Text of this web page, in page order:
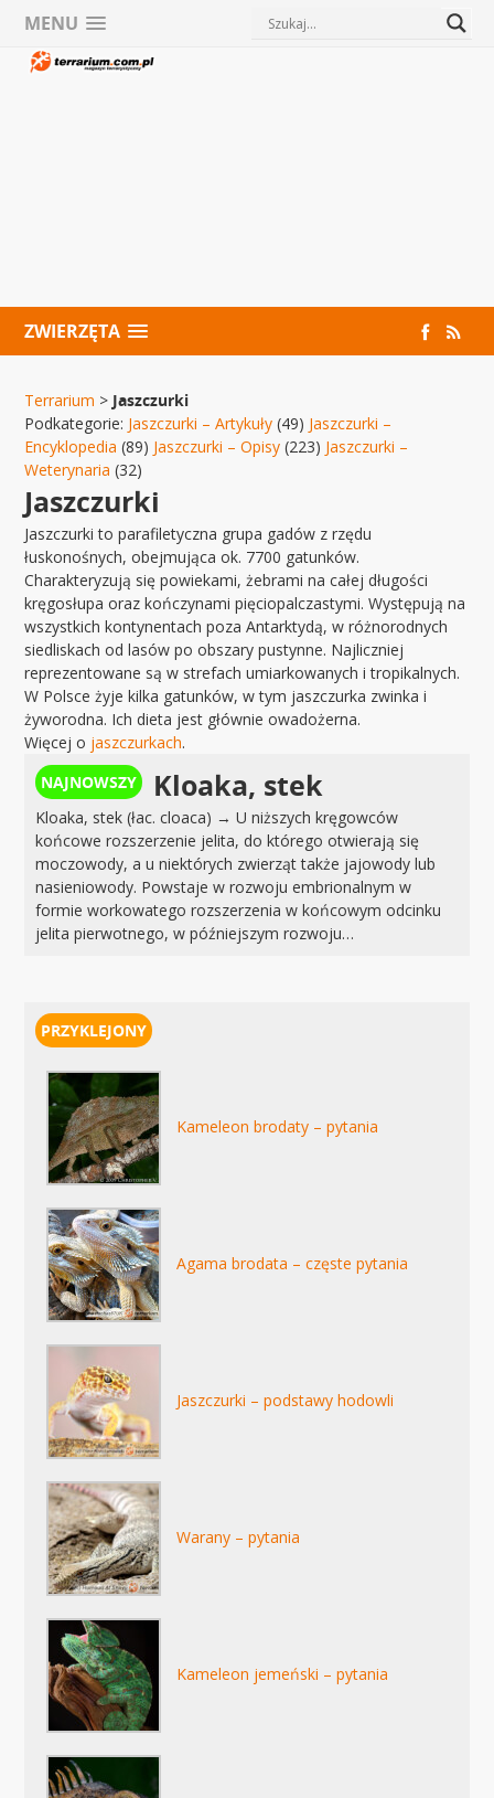
MENU
ZWIERZĘTA
Terrarium > Jaszczurki
Podkategorie: Jaszczurki – Artykuły (49) Jaszczurki –
Encyklopedia (89) Jaszczurki – Opisy (223) Jaszczurki –
Weterynaria (32)
Jaszczurki
Jaszczurki to parafiletyczna grupa gadów z rzędu
łuskonośnych, obejmująca ok. 7700 gatunków.
Charakteryzują się powiekami, żebrami na całej długości
kręgosłupa oraz kończynami pięciopalczastymi. Występują na
wszystkich kontynentach poza Antarktydą, w różnorodnych
siedliskach od lasów po obszary pustynne. Najliczniej
reprezentowane są w strefach umiarkowanych i tropikalnych.
W Polsce żyje kilka gatunków, w tym jaszczurka zwinka i
żyworodna. Ich dieta jest głównie owadożerna.
Więcej o jaszczurkach.
Kloaka, stek
Kloaka, stek (łac. cloaca) → U niższych kręgowców
końcowe rozszerzenie jelita, do którego otwierają się
moczowody, a u niektórych zwierząt także jajowody lub
nasieniowody. Powstaje w rozwoju embrionalnym w
formie workowatego rozszerzenia w końcowym odcinku
jelita pierwotnego, w późniejszym rozwoju…
Kameleon brodaty – pytania
Agama brodata – częste pytania
Jaszczurki – podstawy hodowli
Warany – pytania
Kameleon jemeński – pytania